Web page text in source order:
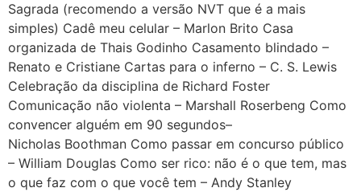
Sagrada (recomendo a versão NVT que é a mais
simples) Cadê meu celular – Marlon Brito Casa
organizada de Thais Godinho Casamento blindado –
Renato e Cristiane Cartas para o inferno – C. S. Lewis
Celebração da disciplina de Richard Foster
Comunicação não violenta – Marshall Roserbeng Como
convencer alguém em 90 segundos–
Nicholas Boothman Como passar em concurso público
– William Douglas Como ser rico: não é o que tem, mas
o que faz com o que você tem – Andy Stanley